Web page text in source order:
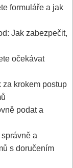
formuláře a jak
Jak zabezpečit,
očekávat
krokem postup
podat a
a
s doručením